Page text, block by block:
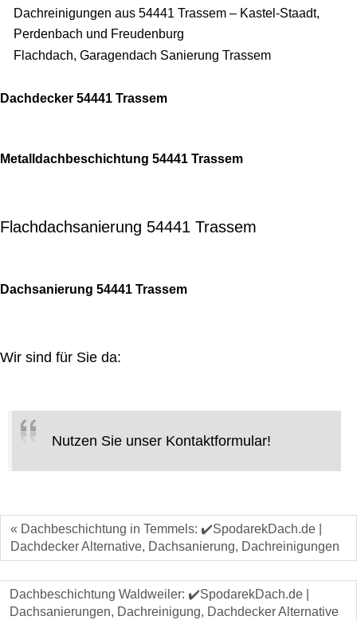
Dachreinigungen aus 54441 Trassem – Kastel-Staadt,
Perdenbach und Freudenburg
Flachdach, Garagendach Sanierung Trassem
Dachdecker 54441 Trassem
Metalldachbeschichtung 54441 Trassem
Flachdachsanierung 54441 Trassem
Dachsanierung 54441 Trassem
Wir sind für Sie da:
Nutzen Sie unser Kontaktformular!
« Dachbeschichtung in Temmels: ✔️SpodarekDach.de |
Dachdecker Alternative, Dachsanierung, Dachreinigungen
Dachbeschichtung Waldweiler: ✔️SpodarekDach.de |
Dachsanierungen, Dachreinigung, Dachdecker Alternative